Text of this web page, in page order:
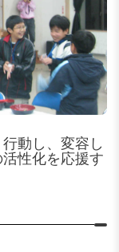
動し、変容し
性化を応援す